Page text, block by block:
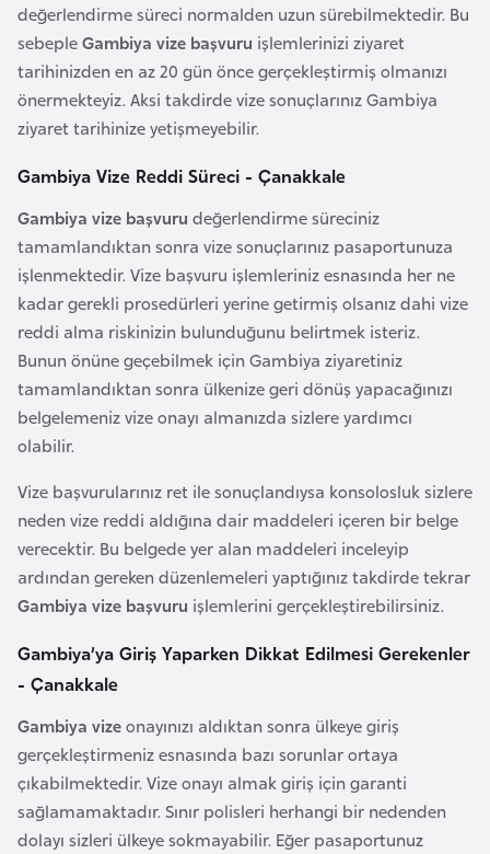
değerlendirme süreci normalden uzun sürebilmektedir. Bu
sebepleGambiya vize başvuru işlemlerinizi ziyaret
tarihinizden en az 20 gün önce gerçekleştirmiş olmanızı
önermekteyiz. Aksi takdirde vize sonuçlarınız Gambiya
ziyaret tarihinize yetişmeyebilir.
Gambiya Vize Reddi Süreci - Çanakkale
Gambiya vize başvuru değerlendirme süreciniz
tamamlandıktan sonra vize sonuçlarınız pasaportunuza
işlenmektedir. Vize başvuru işlemleriniz esnasında her ne
kadar gerekli prosedürleri yerine getirmiş olsanız dahi vize
reddi alma riskinizin bulunduğunu belirtmek isteriz.
Bunun önüne geçebilmek için Gambiya ziyaretiniz
tamamlandıktan sonra ülkenize geri dönüş yapacağınızı
belgelemeniz vize onayı almanızda sizlere yardımcı
olabilir.
Vize başvurularınız ret ile sonuçlandıysa konsolosluk sizlere
neden vize reddi aldığına dair maddeleri içeren bir belge
verecektir. Bu belgede yer alan maddeleri inceleyip
ardından gereken düzenlemeleri yaptığınız takdirde tekrar
Gambiya vize başvuru işlemlerini gerçekleştirebilirsiniz.
Gambiya’ya Giriş Yaparken Dikkat Edilmesi Gerekenler
- Çanakkale
Gambiya vizeonayınızı aldıktan sonra ülkeye giriş
gerçekleştirmeniz esnasında bazı sorunlar ortaya
çıkabilmektedir. Vize onayı almak giriş için garanti
sağlamamaktadır. Sınır polisleri herhangi bir nedenden
dolayı sizleri ülkeye sokmayabilir. Eğer pasaportunuz
Ç
e
k
C
u
h
u
r
i
y
e
t
i
C
e
z
a
y
i
C
i
b
u
t
i